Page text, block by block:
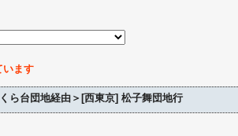
います
ら台団地経由＞[西東京] 松子舞団地行